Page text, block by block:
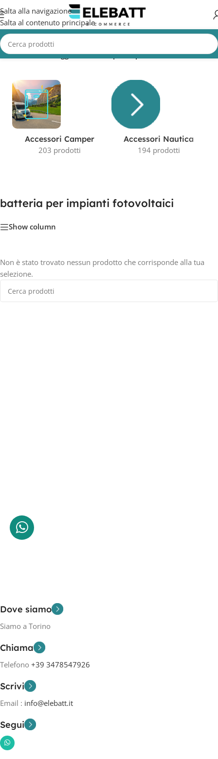
Salta alla navigazione
Salta al contenuto principale
Home/Prodotti taggati “batteria per impianti fotovoltaici”
Accessori Camper
203 prodotti
Accessori Nautica
194 prodotti
batteria per impianti fotovoltaici
Show column
Non è stato trovato nessun prodotto che corrisponde alla tua
selezione.
Dove siamo
Siamo a Torino
Chiama
Telefono +39 3478547926
Scrivi
Email : info@elebatt.it
Segui